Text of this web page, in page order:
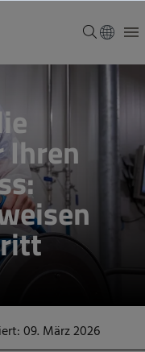
Ihren
09. März 2026